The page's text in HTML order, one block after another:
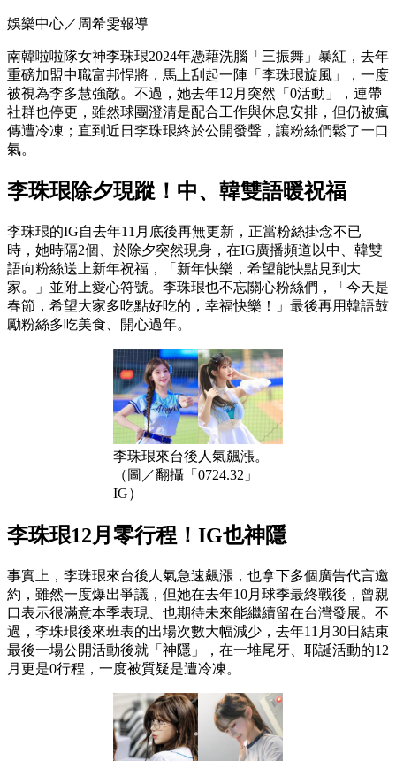
娛樂中心／周希雯報導
南韓啦啦隊女神李珠珢2024年憑藉洗腦「三振舞」暴紅，去年
重磅加盟中職富邦悍將，馬上刮起一陣「李珠珢旋風」，一度
被視為李多慧強敵。不過，她去年12月突然「0活動」，連帶
社群也停更，雖然球團澄清是配合工作與休息安排，但仍被瘋
傳遭冷凍；直到近日李珠珢終於公開發聲，讓粉絲們鬆了一口
氣。
李珠珢除夕現蹤！中、韓雙語暖祝福
李珠珢的IG自去年11月底後再無更新，正當粉絲掛念不已
時，她時隔2個、於除夕突然現身，在IG廣播頻道以中、韓雙
語向粉絲送上新年祝福，「新年快樂，希望能快點見到大
家。」並附上愛心符號。李珠珢也不忘關心粉絲們，「今天是
春節，希望大家多吃點好吃的，幸福快樂！」最後再用韓語鼓
勵粉絲多吃美食、開心過年。
李珠珢來台後人氣飆漲。
（圖／翻攝「0724.32」
IG）
李珠珢12月零行程！IG也神隱
事實上，李珠珢來台後人氣急速飆漲，也拿下多個廣告代言邀
約，雖然一度爆出爭議，但她在去年10月球季最終戰後，曾親
口表示很滿意本季表現、也期待未來能繼續留在台灣發展。不
過，李珠珢後來班表的出場次數大幅減少，去年11月30日結束
最後一場公開活動後就「神隱」，在一堆尾牙、耶誕活動的12
月更是0行程，一度被質疑是遭冷凍。